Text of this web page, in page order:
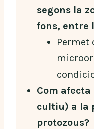
segons la
fons, entre
Com
cultiu) a la
protozous?